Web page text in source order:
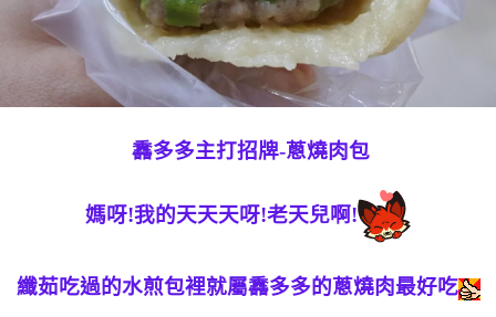
馫多多主打招牌-蔥燒肉包
媽呀!我的天天天呀!老天兒啊!
纖茹吃過的水煎包裡就屬馫多多的蔥燒肉最好吃